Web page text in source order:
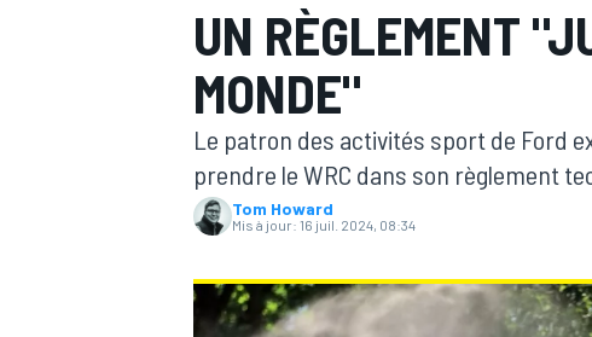
MOTOGP
UN RÈGLEMENT
MONDE"
Le patron des activités sport de Ford
prendre le WRC dans son règlement
Tom Howard
Mis à jour: 16 juil. 2024, 08:34